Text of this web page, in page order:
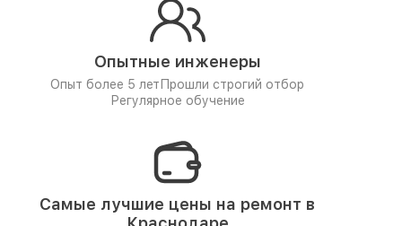
Опытные инженеры
Опыт более 5 лет Прошли строгий отбор
Регулярное обучение
Самые лучшие цены на ремонт в